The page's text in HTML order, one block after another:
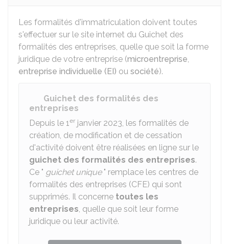
Les formalités d'immatriculation doivent toutes
s'effectuer sur le site internet du Guichet des
formalités des entreprises, quelle que soit la forme
juridique de votre entreprise (microentreprise,
entreprise individuelle (EI) ou société).
Guichet des formalités des
entreprises
Depuis le 1er janvier 2023, les formalités de
création, de modification et de cessation
d'activité doivent être réalisées en ligne sur le
guichet des formalités des entreprises.
Ce " guichet unique" remplace les centres de
formalités des entreprises (CFE) qui sont
supprimés. Il concerne toutes les
entreprises, quelle que soit leur forme
juridique ou leur activité.